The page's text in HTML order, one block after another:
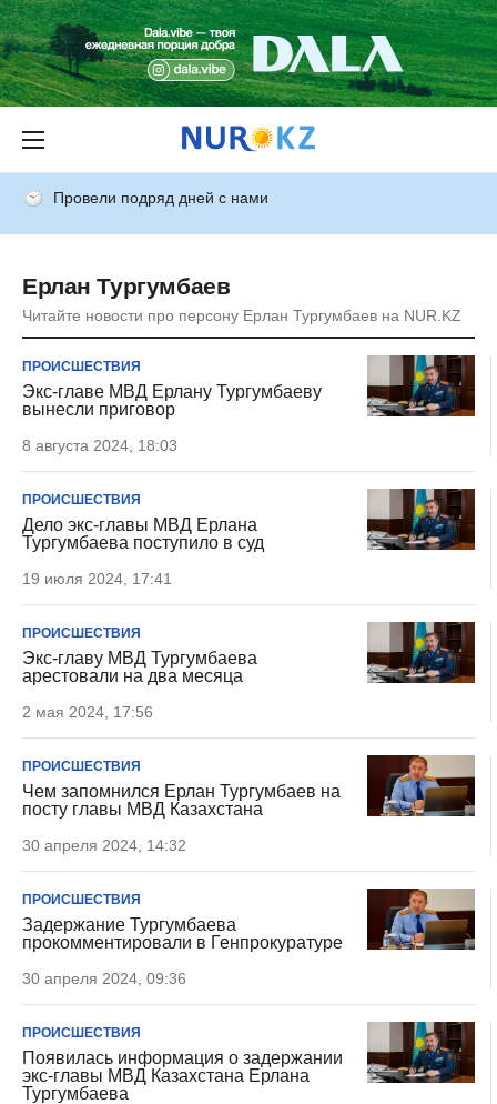
Провели подряд дней с нами
Ерлан Тургумбаев
Читайте новости про персону Ерлан Тургумбаев на NUR.KZ
ПРОИСШЕСТВИЯ
Экс-главе МВД Ерлану Тургумбаеву
вынесли приговор
8 августа 2024, 18:03
ПРОИСШЕСТВИЯ
Дело экс-главы МВД Ерлана
Тургумбаева поступило в суд
19 июля 2024, 17:41
ПРОИСШЕСТВИЯ
Экс-главу МВД Тургумбаева
арестовали на два месяца
2 мая 2024, 17:56
ПРОИСШЕСТВИЯ
Чем запомнился Ерлан Тургумбаев на
посту главы МВД Казахстана
30 апреля 2024, 14:32
ПРОИСШЕСТВИЯ
Задержание Тургумбаева
прокомментировали в Генпрокуратуре
30 апреля 2024, 09:36
ПРОИСШЕСТВИЯ
Появилась информация о задержании
экс-главы МВД Казахстана Ерлана
Тургумбаева